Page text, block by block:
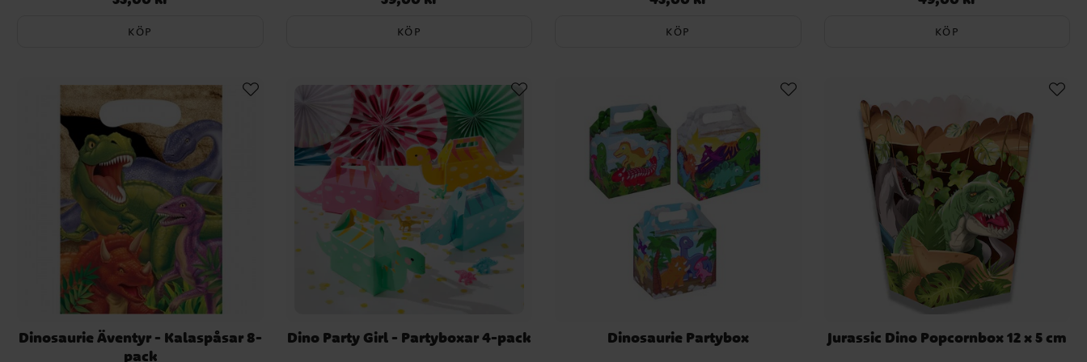
KÖP KÖP KÖP KÖP
Dinosaurie Äventyr - Kalaspåsar 8-
pack
Dino Party Girl - Partyboxar 4-pack Dinosaurie Partybox Jurassic Dino Popcornbox 12 x 5 cm